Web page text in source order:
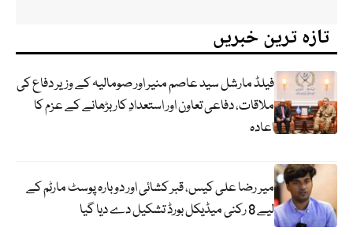
تازہ ترین خبریں
فیلڈ مارشل سید عاصم منیر اور صومالیہ کے وزیر دفاع کی
ملاقات، دفاعی تعاون اور استعدادِ کار بڑھانے کے عزم کا
اعادہ
میر رضا علی کیس، قبر کشائی اور دوبارہ پوسٹ مارٹم کے
لیے 8 رکنی میڈیکل بورڈ تشکیل دے دیا گیا